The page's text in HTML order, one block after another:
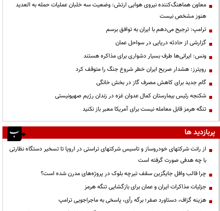
معاون هماهنگ‌کننده نیروی هوایی ارتش: وضعیت سه خلبان عملیات حمله به العدید
هنوز مشخص نیست
ترامپ: ترجیح می‌دهم با ایران به توافق برسم
گزارشی از حادثه دریایی در سواحل عمان
ونس: ایرانی‌ها طرف بسیار دشواری برای مذاکره هستند
رویترز: هشدار صریح ایران خطر شروع جنگ را متوقف کرد
گام جدید برای کاهش مصرف گاز در بخش خانگی
شکنجه رئیس بیمارستان کمال عدوان غزه در زندان رژیم صهیونیستی
تنگه هرمز قابل معامله نیست برای آمریکا معبر باز نکنید
پربازدید ها
از رانت‌ شرکتهای خودروساز و تاسیس شرکتهای تراستی در اروپا تا تسخیر دستگاه نظارتی
با چه هدفی صورت گرفته است
چرا قالب وافل جایگزین سقف تیرچه بلوک در پروژه‌های مدرن شده است؟
جزئیات مذاکرات ایران و عمان برای بازگشایی تنگه هرمز
هزینه گزاف، دستاورد صفر؛ برگه رأی، پاسخی به ماجراجویی ترامپ